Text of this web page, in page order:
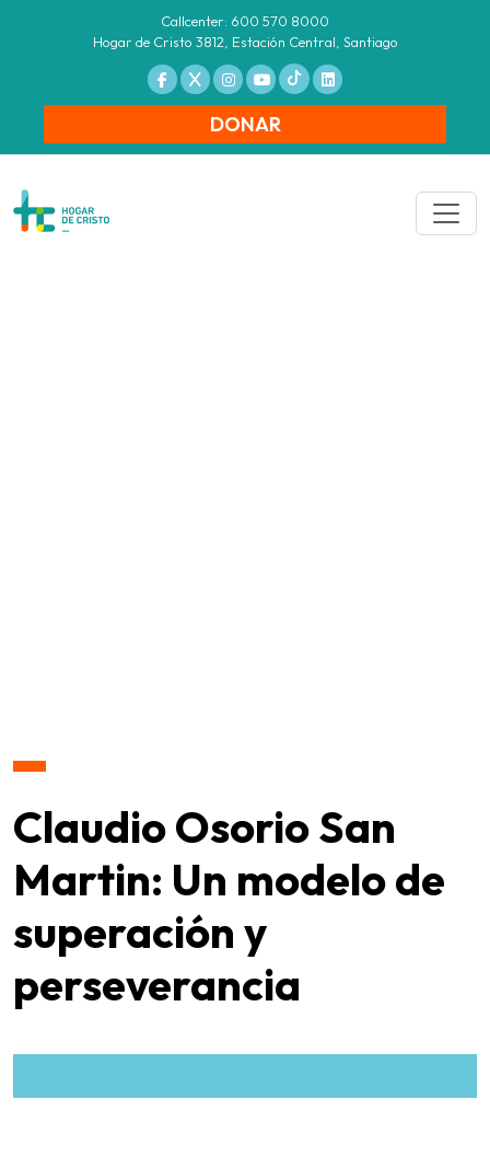
Callcenter: 600 570 8000
Hogar de Cristo 3812, Estación Central, Santiago
DONAR
Claudio Osorio San
Martin: Un modelo de
superación y
perseverancia